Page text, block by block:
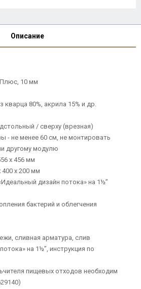
Описание
Плюс, 10 мм
кварца 80%, акрила 15% и др.
/ сверху (врезная)
- не менее 60 см, не монтировать
другому модулю
x 456 мм
x 200 мм
дизайн потока» на 1½”
бактерий и облегчения
сливная арматура, слив
на 1½”, инструкция по
пищевых отходов необходим